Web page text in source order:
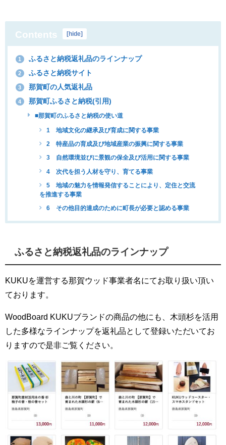
Contents [hide]
1 ふるさと納税返礼品のラインナップ
2 ふるさと納税サイト
3 那賀町の人気返礼品
4 那賀町ふるさと納税(引用)
■那賀町のふるさと納税の使い道
1 地域文化の継承及び育成に関する事業
2 特産品の育成及び地域産業の振興に関する事業
3 自然環境並びに景観の保全及び活用に関する事業
4 次代を担う人材を守り、育てる事業
5 地域の魅力を情報発信することにより、定住と交流
を推進する事業
6 その他目的達成のために町長が必要と認める事業
ふるさと納税返礼品のラインナップ
KUKUを運営する那賀ウッド事業者名にてお取り扱い頂い
ております。
WoodBoard KUKUブランドの商品の他にも、木頭杉を活用
した多様なラインナップを返礼品として登録いただいてお
りますので是非ご覧ください。